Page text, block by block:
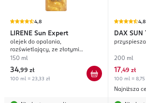
4,8
LIRENE Sun Expert
olejek do opalania,
rozświetlający, ze złotymi
drobinkami, przyspieszacz
150 ml
34,99 zł
100 ml = 23,33 zł
4,8
DAX SUN
200 ml
17,49 zł
100 ml = 8,75
Najniższa